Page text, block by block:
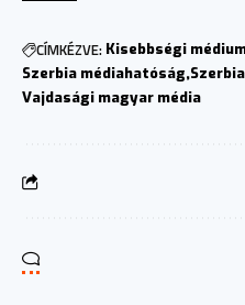
CÍMKÉZVE: Kisebbségi
Szerbia médiahatóság
Vajdasági magyar média